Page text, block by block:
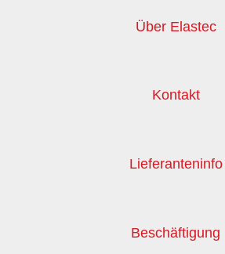
Über Elastec
Kontakt
Lieferanteninfo
Beschäftigung